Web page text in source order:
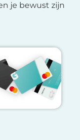
je bewust zijn